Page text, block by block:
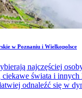
w Poznaniu i Wielkopolsce
najczęściej
ciekawe świata i
odnaleźć się w